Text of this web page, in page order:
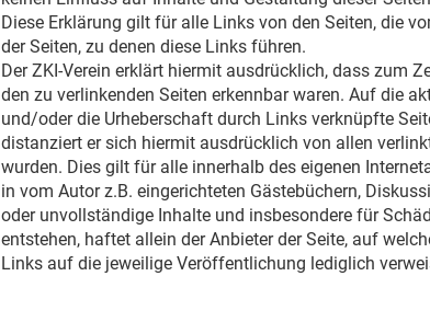
Diese Erklärung gilt für alle Links von den Seiten, die
der Seiten, zu denen diese Links führen.
Der ZKI-Verein erklärt hiermit ausdrücklich, dass zum
den zu verlinkenden Seiten erkennbar waren. Auf die
und/oder die Urheberschaft durch Links verknüpfte
distanziert er sich hiermit ausdrücklich von allen
wurden. Dies gilt für alle innerhalb des eigenen
in vom Autor z.B. eingerichteten Gästebüchern,
oder unvollständige Inhalte und insbesondere für
entstehen, haftet allein der Anbieter der Seite, auf
Links auf die jeweilige Veröffentlichung lediglich